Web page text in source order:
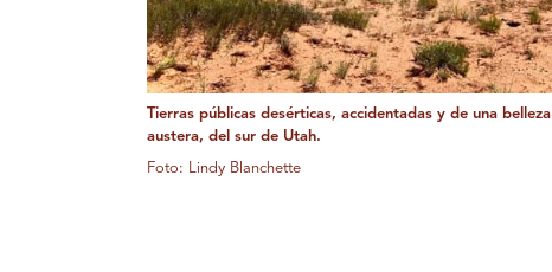
Tierras públicas desérticas, accidentadas y de una belleza
austera, del sur de Utah.
Foto: Lindy Blanchette